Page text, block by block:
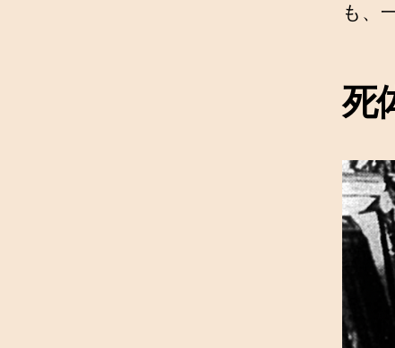
も、
死